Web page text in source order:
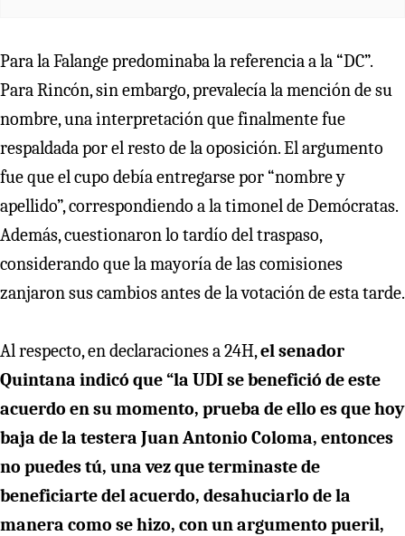
Para la Falange predominaba la referencia a la “DC”.
Para Rincón, sin embargo, prevalecía la mención de su
nombre, una interpretación que finalmente fue
respaldada por el resto de la oposición. El argumento
fue que el cupo debía entregarse por “nombre y
apellido”, correspondiendo a la timonel de Demócratas.
Además, cuestionaron lo tardío del traspaso,
considerando que la mayoría de las comisiones
zanjaron sus cambios antes de la votación de esta tarde.
Al respecto, en declaraciones a 24H,el senador
Quintana indicó que “la UDI se benefició de este
acuerdo en su momento, prueba de ello es que hoy
baja de la testera Juan Antonio Coloma, entonces
no puedes tú, una vez que terminaste de
beneficiarte del acuerdo, desahuciarlo de la
manera como se hizo, con un argumento pueril,